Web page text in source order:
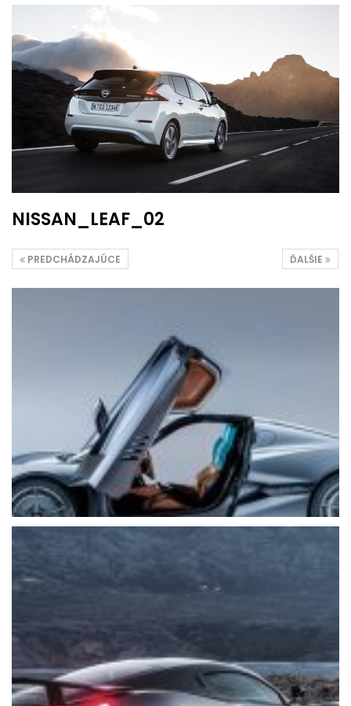
NISSAN_LEAF_02
ĎALŠIE
PREDCHÁDZAJÚCE